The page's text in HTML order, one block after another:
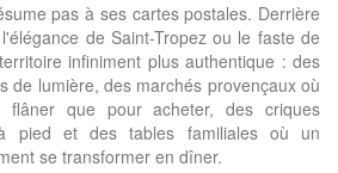
pas à ses cartes postales. Derrière
de Saint-Tropez ou le faste de
infiniment plus authentique : des
de lumière, des marchés provençaux où
que pour acheter, des criques
pied et des tables familiales où un
se transformer en dîner.